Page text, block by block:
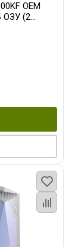
OEM
ОЗУ (2
GDDR6